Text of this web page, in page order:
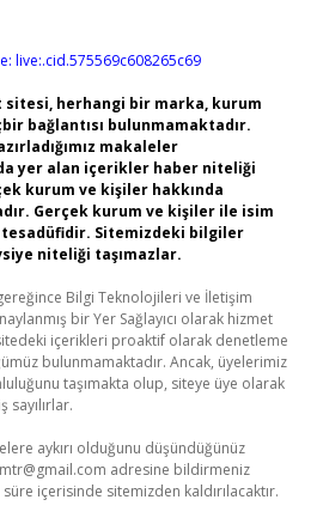
live:.cid.575569c608265c69
sitesi, herhangi bir marka, kurum
bağlantısı bulunmamaktadır.
makaleler
yer alan içerikler haber niteliği
kurum ve kişiler hakkında
Gerçek kurum ve kişiler ile isim
Sitemizdeki bilgiler
niteliği taşımazlar.
Bilgi Teknolojileri ve İletişim
bir Yer Sağlayıcı olarak hizmet
içerikleri proaktif olarak denetleme
bulunmamaktadır. Ancak, üyelerimiz
taşımakta olup, siteye üye olarak
aykırı olduğunu düşündüğünüz
adresine bildirmeniz
içerisinde sitemizden kaldırılacaktır.